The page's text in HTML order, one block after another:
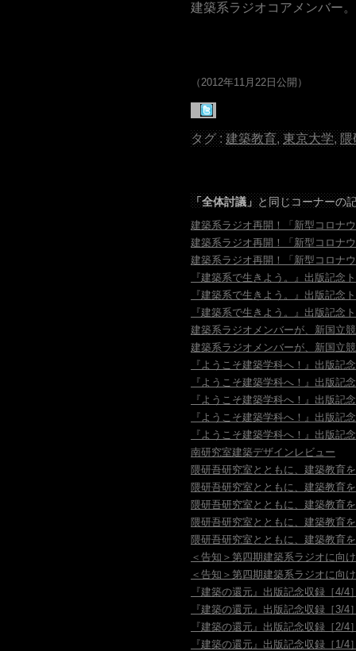
建築系ラジオコアメンバー。
（2012年11月22日公開）
タグ :建築教育,東京大学,隈
「全体討議」と同じコーナーの
建築系ラジオ再開！「新型コロナ
建築系ラジオ再開！「新型コロナ
建築系ラジオ再開！「新型コロナ
『建築系で生きよう。』出版記念
『建築系で生きよう。』出版記念
『建築系で生きよう。』出版記念
建築系ラジオメンバーが、新国立
建築系ラジオメンバーが、新国立
『ようこそ建築学科へ！』出版記
『ようこそ建築学科へ！』出版記
『ようこそ建築学科へ！』出版記
『ようこそ建築学科へ！』出版記
『ようこそ建築学科へ！』出版記
南研究室建築デザインレビュー
隈研吾研究室とともに、建築教育
隈研吾研究室とともに、建築教育
隈研吾研究室とともに、建築教育
隈研吾研究室とともに、建築教育
隈研吾研究室とともに、建築教育
＜告知＞第四期建築系ラジオに向
＜告知＞第四期建築系ラジオに向
『建築の還元』出版記念収録［4/4
『建築の還元』出版記念収録［3/4
『建築の還元』出版記念収録［2/4
『建築の還元』出版記念収録［1/4